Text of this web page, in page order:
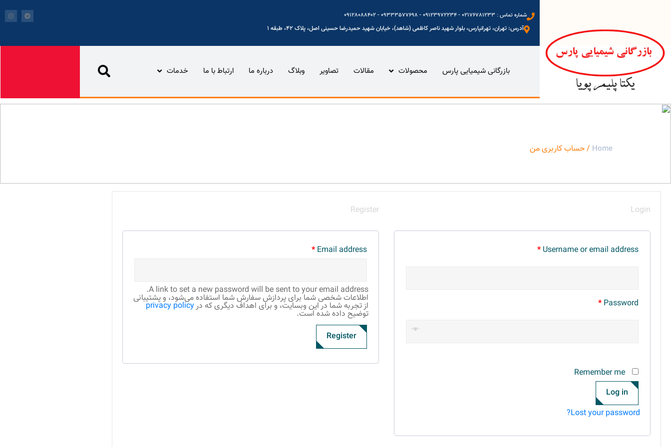
شماره تماس : 02176781233 - 09123972234 - 09333577698 - 09128088402
آدرس: تهران، تهرانپارس، بلوار شهید ناصر کاظمی (شاهد)، خیابان شهید حمیدرضا حسینی اصل، پلاک 42، طبقه 1
بازرگانی شیمیایی پارس محصولات مقالات تصاویر وبلاگ درباره ما ارتباط با ما خدمات
Home / حساب کاربری من
Login
Username or email address
*
Password
*
Remember me
Log in
Lost your password?
Register
Email address
*
A link to set a new password will be sent to your email address.
اطلاعات شخصی شما برای پردازش سفارش شما استفاده می‌شود، و پشتیبانی
از تجربه شما در این وبسایت، و برای اهداف دیگری که درprivacy policy
توضیح داده شده است.
Register